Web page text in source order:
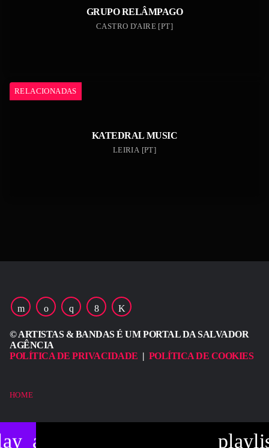
GRUPO RELÂMPAGO
CASTRO D'AIRE [PT]
RELACIONADAS
KATEDRAL MUSIC
LEIRIA [PT]
© ARTISTAS & BANDAS É UM PORTAL DA SALVADOR
AGÊNCIA
POLÍTICA DE PRIVACIDADE | POLÍTICA DE COOKIES
HOME